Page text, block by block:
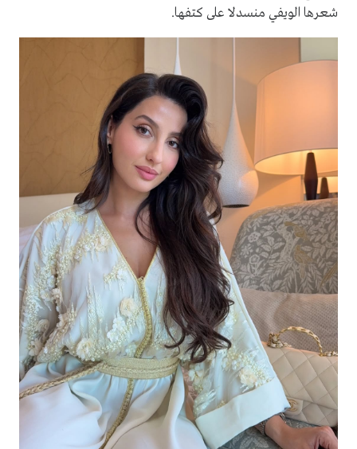
شعرها الويفي منسدلا على كتفها.